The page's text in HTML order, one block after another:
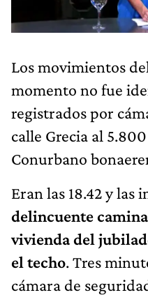
Los movimientos
momento no fue
registrados por
calle Grecia al
Conurbano
Eran las 18.42 y las
delincuente
vivienda del
el techo. Tres
cámara de